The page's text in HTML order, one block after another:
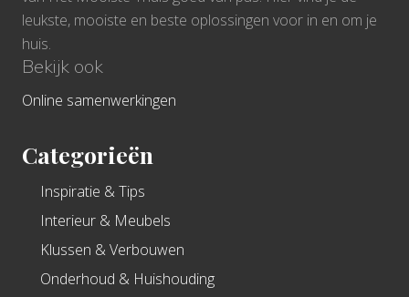
leukste, mooiste en beste oplossingen voor in en om je
huis.
Bekijk ook
Online samenwerkingen
Categorieën
Inspiratie & Tips
Interieur & Meubels
Klussen & Verbouwen
Onderhoud & Huishouding